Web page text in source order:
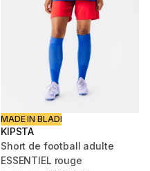
MADE IN BLADI
KIPSTA
Short de football adulte
ESSENTIEL rouge